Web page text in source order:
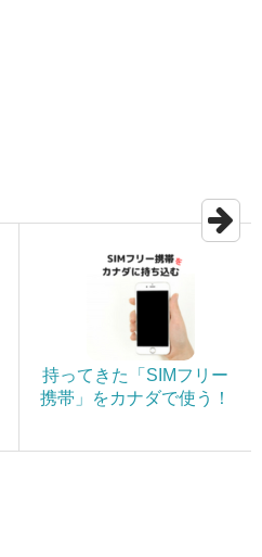
持ってきた「SIMフリー
携帯」をカナダで使う！